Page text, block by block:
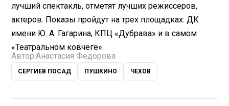
лучший спектакль, отметят лучших режиссеров,
актеров. Показы пройдут на трех площадках: ДК
имени Ю. А. Гагарина, КПЦ «Дубрава» и в самом
«Театральном ковчеге».
Автор:Анастасия Федорова
СЕРГИЕВ ПОСАД ПУШКИНО ЧЕХОВ